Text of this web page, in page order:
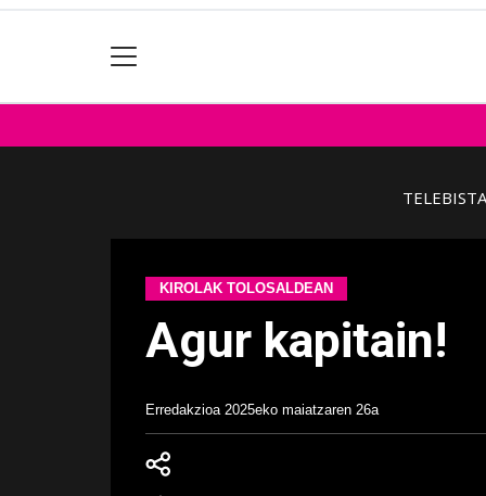
TELEBISTA
KIROLAK TOLOSALDEAN
Agur kapitain!
Erredakzioa 2025eko maiatzaren 26a